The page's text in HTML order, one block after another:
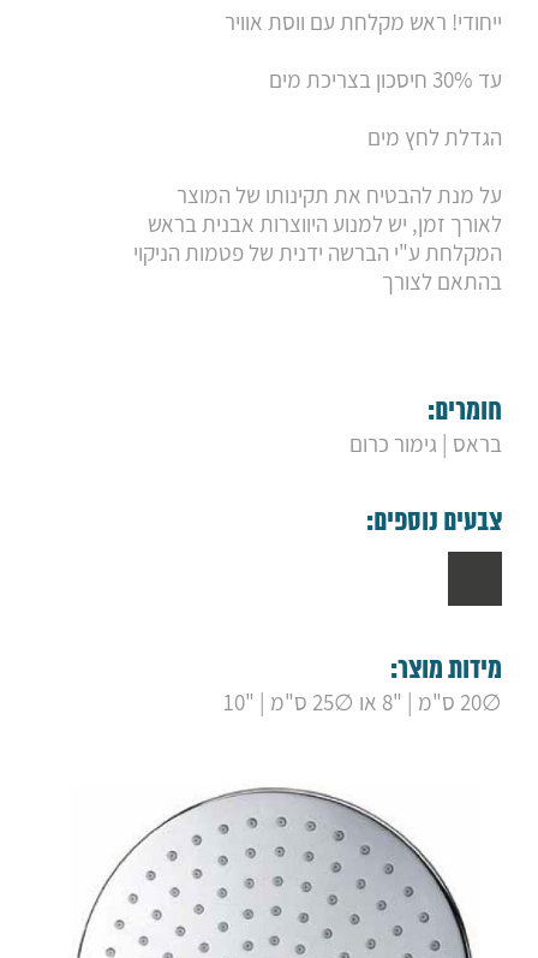
10. ראש מקלחת עגול שחור
12. ראש מקלחת עגול בראס
15. ראש מקלחת מרובע נירוסטה
17. ראש מקלחת מרובע מיובי
18. ראש מקלחת עגול מיובי
19. ראש מקלחת עגול ויטו
20. ראש מקלחת עגול גרין
21. ראש מקלחת מרובע גרין
ייחודי! ראש מקלחת עם ווסת אוויר
עד 30% חיסכון בצריכת מים
הגדלת לחץ מים
על מנת להבטיח את תקינותו של המוצר
לאורך זמן, יש למנוע היווצרות אבנית בראש
המקלחת ע"י הברשה ידנית של פטמות הניקוי
בהתאם לצורך
חומרים:
בראס | גימור כרום
צבעים נוספים:
מידות מוצר:
∅20 ס"מ | "8 או ∅25 ס"מ | "10